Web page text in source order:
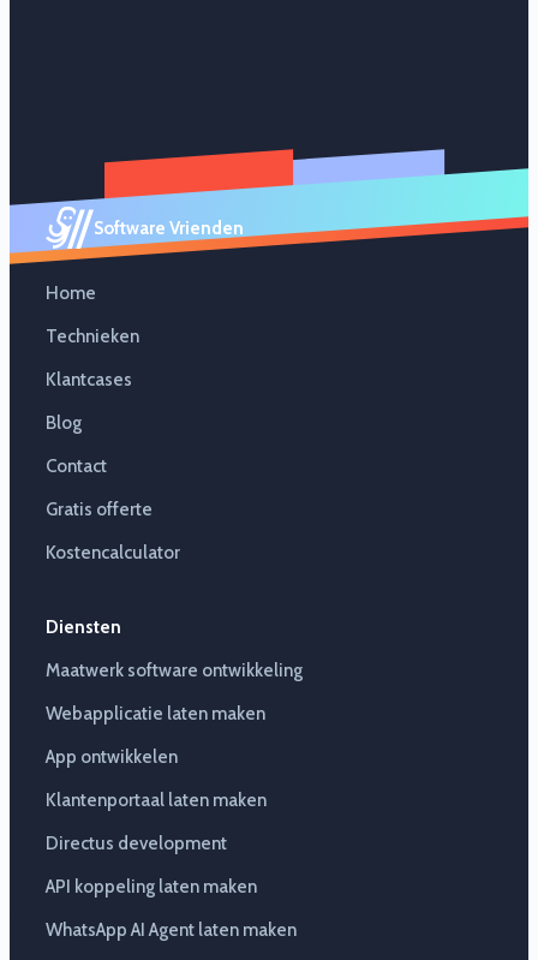
Software Vrienden
Home
Technieken
Klantcases
Blog
Contact
Gratis offerte
Kostencalculator
Diensten
Maatwerk software ontwikkeling
Webapplicatie laten maken
App ontwikkelen
Klantenportaal laten maken
Directus development
API koppeling laten maken
WhatsApp AI Agent laten maken